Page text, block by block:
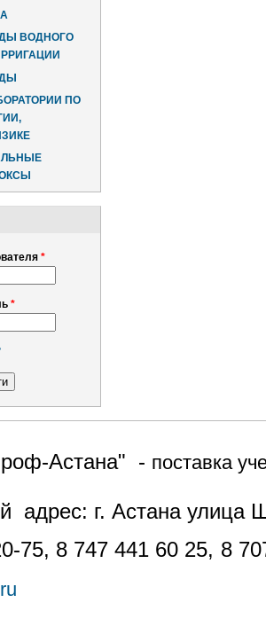
ВОДНОГО
ПО
*
*
Астана" - поставка
адрес: г. Астана
75, 8 747 441 60 25, 8